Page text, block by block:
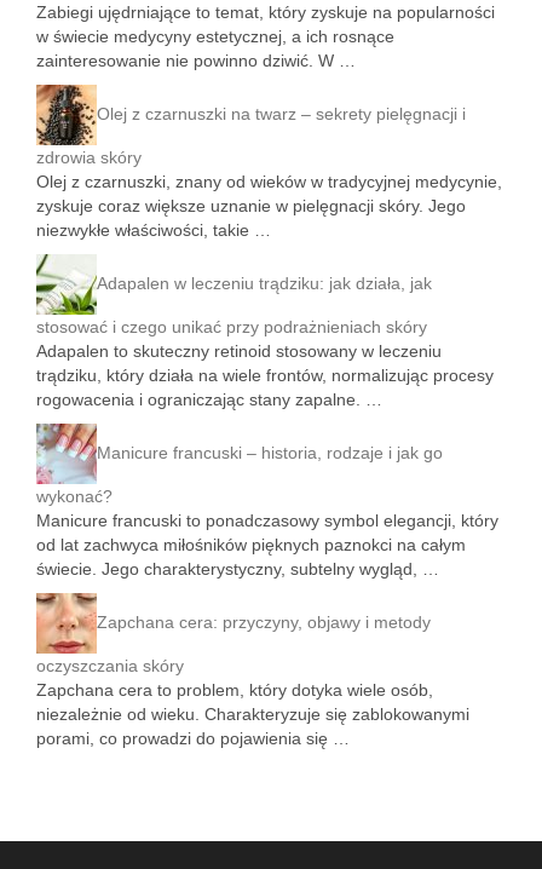
Zabiegi ujędrniające to temat, który zyskuje na popularności
w świecie medycyny estetycznej, a ich rosnące
zainteresowanie nie powinno dziwić. W …
Olej z czarnuszki na twarz – sekrety pielęgnacji i
zdrowia skóry
Olej z czarnuszki, znany od wieków w tradycyjnej medycynie,
zyskuje coraz większe uznanie w pielęgnacji skóry. Jego
niezwykłe właściwości, takie …
Adapalen w leczeniu trądziku: jak działa, jak
stosować i czego unikać przy podrażnieniach skóry
Adapalen to skuteczny retinoid stosowany w leczeniu
trądziku, który działa na wiele frontów, normalizując procesy
rogowacenia i ograniczając stany zapalne. …
Manicure francuski – historia, rodzaje i jak go
wykonać?
Manicure francuski to ponadczasowy symbol elegancji, który
od lat zachwyca miłośników pięknych paznokci na całym
świecie. Jego charakterystyczny, subtelny wygląd, …
Zapchana cera: przyczyny, objawy i metody
oczyszczania skóry
Zapchana cera to problem, który dotyka wiele osób,
niezależnie od wieku. Charakteryzuje się zablokowanymi
porami, co prowadzi do pojawienia się …